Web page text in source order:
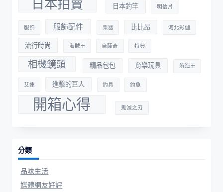
日本釣竿 明信片
服飾 服飾配件 樂器 比比昂 河北彩伽
流行時尚 海賊王 烏薩奇 特典
相機鏡頭 精品包包 育樂玩具 航海王
艾連 進擊的巨人 釣具 釣魚
開箱心得 鬼滅之刃
分類
品味生活
媒體網友好評